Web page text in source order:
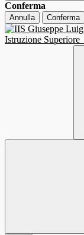
Conferma
Annulla Conferma
Istruzione Superiore